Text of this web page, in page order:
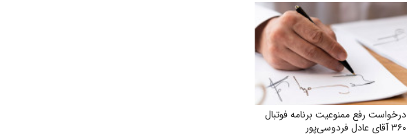
درخواست رفع ممنوعیت برنامه فوتبال
۳۶۰ آقای عادل فردوسی‌پور